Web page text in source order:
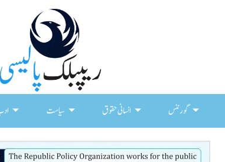
گورننس انسانی حقوق سیاست